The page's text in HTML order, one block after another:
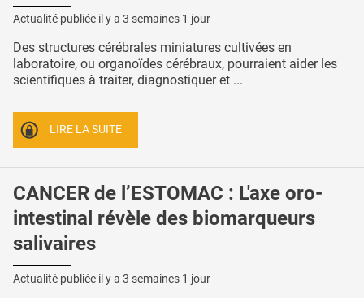
Actualité publiée il y a 3 semaines 1 jour
Des structures cérébrales miniatures cultivées en
laboratoire, ou organoïdes cérébraux, pourraient aider les
scientifiques à traiter, diagnostiquer et ...
LIRE LA SUITE
CANCER de l’ESTOMAC : L'axe oro-
intestinal révèle des biomarqueurs
salivaires
Actualité publiée il y a 3 semaines 1 jour